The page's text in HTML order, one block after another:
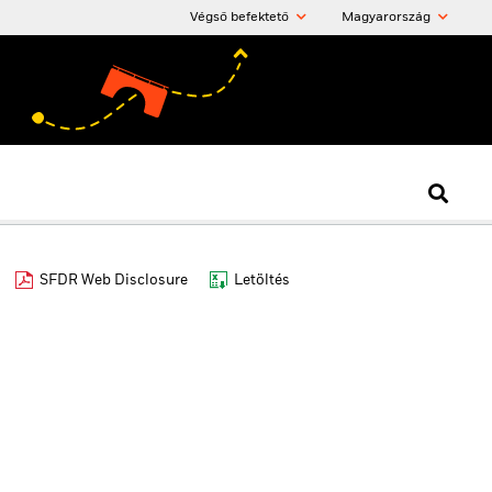
Végső befektető Magyarország
SFDR Web Disclosure Letöltés